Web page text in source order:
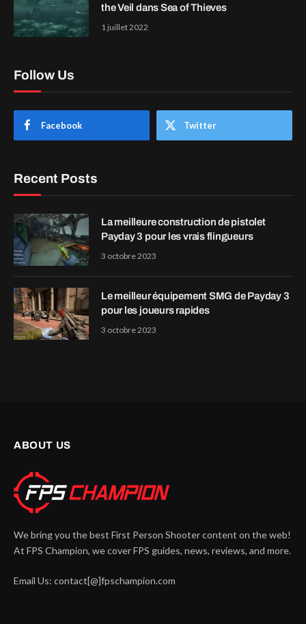
the Veil dans Sea of Thieves
1 juillet 2022
Follow Us
Facebook Twitter
Recent Posts
La meilleure construction de pistolet
Payday 3 pour les vrais flingueurs
3 octobre 2023
Le meilleur équipement SMG de Payday 3
pour les joueurs rapides
3 octobre 2023
ABOUT US
We bring you the best First Person Shooter content on the web!
At FPS Champion, we cover FPS guides, news, reviews, and more.
Email Us: contact[@]fpschampion.com